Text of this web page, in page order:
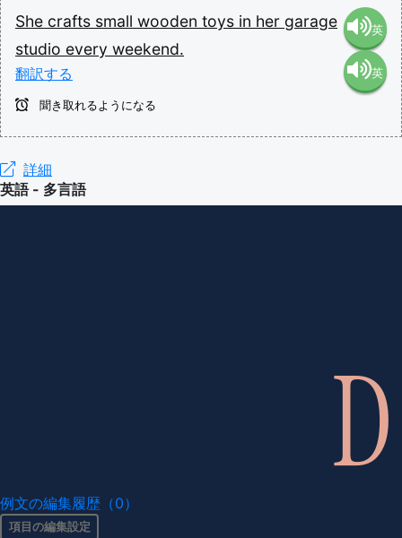
She crafts small wooden toys in her garage
studio every weekend.
翻訳する
英
語（米
英
聞き取れるようになる
詳細
英語 - 多言語
例文の編集履歴（0）
項目の編集設定